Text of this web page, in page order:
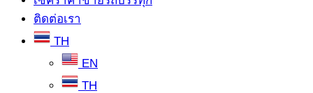
ติดต่อเรา
TH
EN
TH